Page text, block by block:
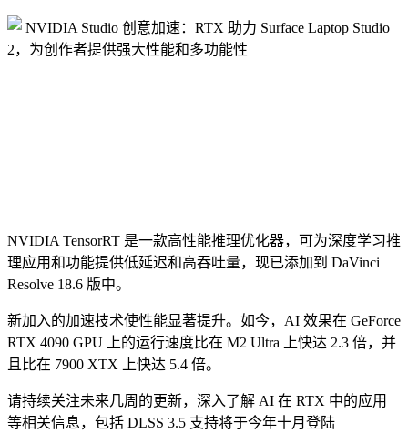
NVIDIA TensorRT 是一款高性能推理优化器，可为深度学习推
理应用和功能提供低延迟和高吞吐量，现已添加到 DaVinci
Resolve 18.6 版中。
新加入的加速技术使性能显著提升。如今，AI 效果在 GeForce
RTX 4090 GPU 上的运行速度比在 M2 Ultra 上快达 2.3 倍，并
且比在 7900 XTX 上快达 5.4 倍。
请持续关注未来几周的更新，深入了解 AI 在 RTX 中的应用
等相关信息，包括 DLSS 3.5 支持将于今年十月登陆